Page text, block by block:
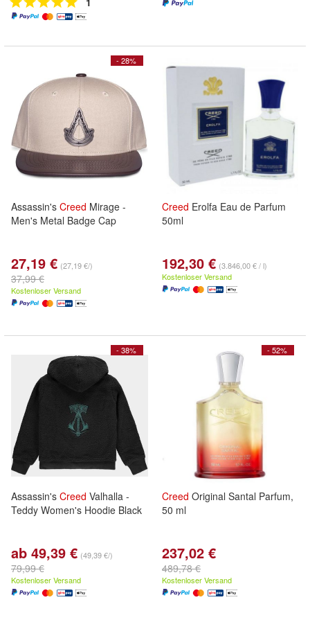
- 28%
Assassin's Creed Mirage -
Men's Metal Badge Cap
27,19 € (27,19 €/)
37,99 €
Kostenloser Versand
Creed Erolfa Eau de Parfum
50ml
192,30 € (3.846,00 € / l)
Kostenloser Versand
- 38%
Assassin's Creed Valhalla -
Teddy Women's Hoodie Black
ab 49,39 € (49,39 €/)
79,99 €
Kostenloser Versand
- 52%
Creed Original Santal Parfum,
50 ml
237,02 €
489,78 €
Kostenloser Versand